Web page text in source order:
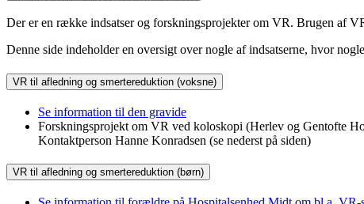
Der er en række indsatser og forskningsprojekter om VR. Brugen af
Denne side indeholder en oversigt over nogle af indsatserne, hvor
VR til afledning og smertereduktion (voksne)
Se information til den gravide
Forskningsprojekt om VR ved koloskopi (Herlev og Gentofte
Kontaktperson Hanne Konradsen (se nederst på siden)
VR til afledning og smertereduktion (børn)